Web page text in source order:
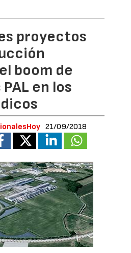
proyectos
boom de
en los
21/09/2018